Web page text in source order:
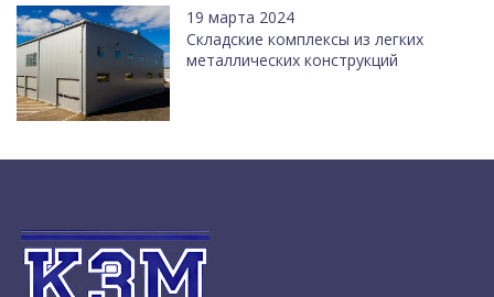
19 марта 2024
Cкладские комплексы из легких
металлических конструкций